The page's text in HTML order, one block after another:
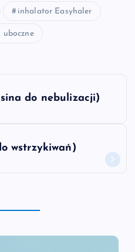
inhalator Easyhaler
uboczne
do nebulizacji)
wstrzykiwań)